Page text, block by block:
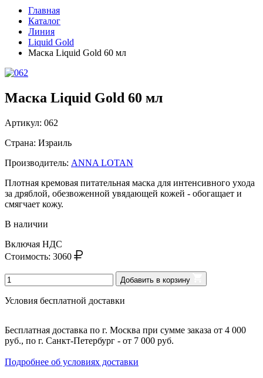
Главная
Каталог
Линия
Liquid Gold
Маска Liquid Gold 60 мл
Маска Liquid Gold 60 мл
Артикул: 062
Страна: Израиль
Производитель: ANNA LOTAN
Плотная кремовая питательная маска для интенсивного ухода
за дряблой, обезвоженной увядающей кожей - обогащает и
смягчает кожу.
В наличии
Включая НДС
Стоимость: 3060
Добавить в корзину
Условия бесплатной доставки
Бесплатная доставка по г. Москва при сумме заказа от 4 000
руб., по г. Санкт-Петербург - от 7 000 руб.
Подробнее об условиях доставки